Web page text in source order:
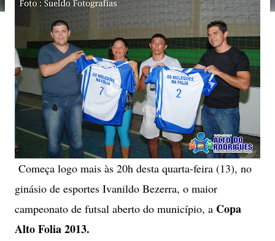
Começa logo mais às 20h desta quarta-feira (13), no
ginásio de esportes Ivanildo Bezerra, o maior
campeonato de futsal aberto do município, a Copa
Alto Folia 2013.